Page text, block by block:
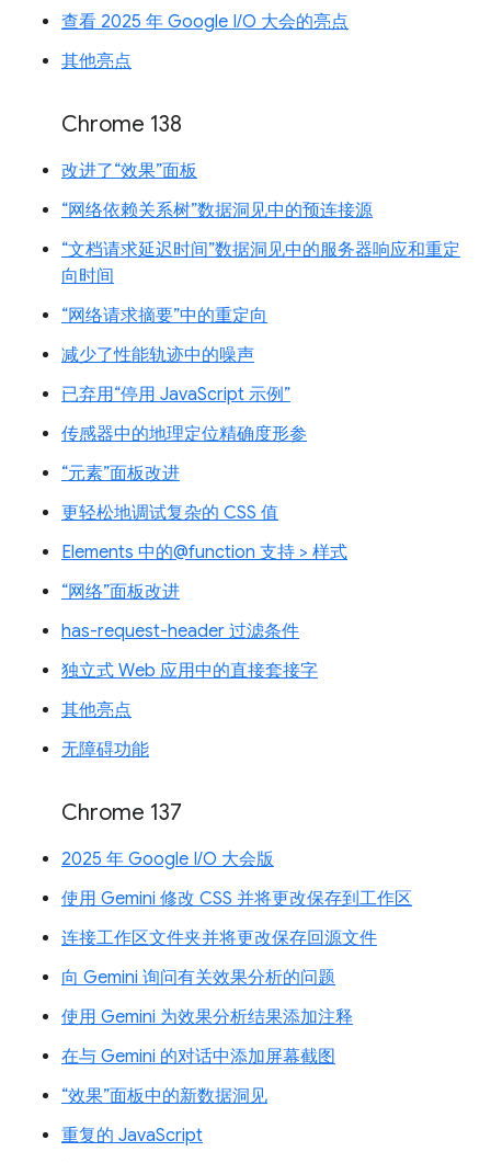
查看 2025 年 Google I/O 大会的亮点
其他亮点
Chrome 138
改进了“效果”面板
“网络依赖关系树”数据洞见中的预连接源
“文档请求延迟时间”数据洞见中的服务器响应和重定
向时间
“网络请求摘要”中的重定向
减少了性能轨迹中的噪声
已弃用“停用 JavaScript 示例”
传感器中的地理定位精确度形参
“元素”面板改进
更轻松地调试复杂的 CSS 值
Elements 中的@function 支持 > 样式
“网络”面板改进
has-request-header 过滤条件
独立式 Web 应用中的直接套接字
其他亮点
无障碍功能
Chrome 137
2025 年 Google I/O 大会版
使用 Gemini 修改 CSS 并将更改保存到工作区
连接工作区文件夹并将更改保存回源文件
向 Gemini 询问有关效果分析的问题
使用 Gemini 为效果分析结果添加注释
在与 Gemini 的对话中添加屏幕截图
“效果”面板中的新数据洞见
重复的 JavaScript